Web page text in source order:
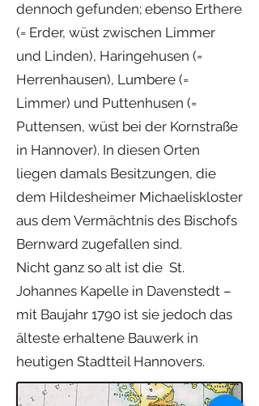
dennoch gefunden; ebenso Erthere
(= Erder, wüst zwischen Limmer
und Linden), Haringehusen (=
Herrenhausen), Lumbere (=
Limmer) und Puttenhusen (=
Puttensen, wüst bei der Kornstraße
in Hannover). In diesen Orten
liegen damals Besitzungen, die
dem Hildesheimer Michaeliskloster
aus dem Vermächtnis des Bischofs
Bernward zugefallen sind.
Nicht ganz so alt ist die St.
Johannes Kapelle in Davenstedt –
mit Baujahr 1790 ist sie jedoch das
älteste erhaltene Bauwerk in
heutigen Stadtteil Hannovers.